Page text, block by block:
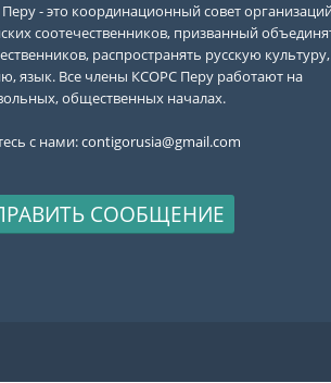
- это координационный совет
соотечественников, призванный
распространять русскую культуру,
язык. Все члены КСОРС Перу работают на
общественных началах.
с нами:contigorusia@gmail.com
СООБЩЕНИЕ